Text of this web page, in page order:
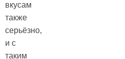
вкусам
также
серьёзно,
и с
таким